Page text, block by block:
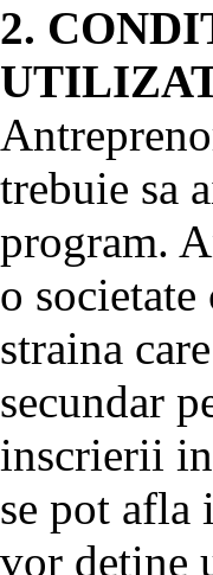
2.
trebuie sa
program.
o
straina
secundar
inscrierii
se pot afla
vor detine